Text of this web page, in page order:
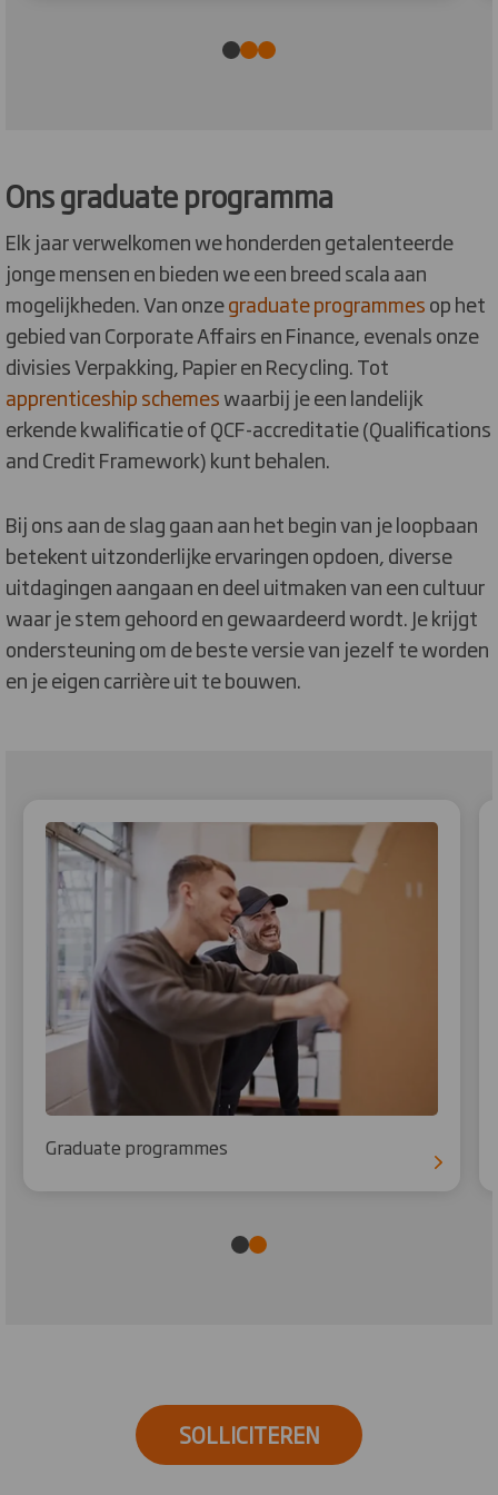
Ons graduate programma
Elk jaar verwelkomen we honderden getalenteerde
jonge mensen en bieden we een breed scala aan
mogelijkheden. Van onzegraduate programmesop het
gebied van Corporate Affairs en Finance, evenals onze
divisies Verpakking, Papier en Recycling. Tot
apprenticeship schemeswaarbij je een landelijk
erkende kwalificatie of QCF-accreditatie (Qualifications
and Credit Framework) kunt behalen.
Bij ons aan de slag gaan aan het begin van je loopbaan
betekent uitzonderlijke ervaringen opdoen, diverse
uitdagingen aangaan en deel uitmaken van een cultuur
waar je stem gehoord en gewaardeerd wordt. Je krijgt
ondersteuning om de beste versie van jezelf te worden
en je eigen carrière uit te bouwen.
Graduate programmes
SOLLICITEREN